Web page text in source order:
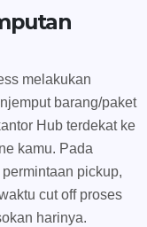
melakukan
barang/paket
Hub terdekat ke
kamu. Pada
pickup,
cut off proses
harinya.